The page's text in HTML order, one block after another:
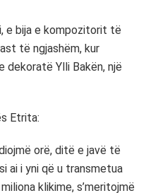
e bija e kompozitorit të
të ngjashëm, kur
dekoratë Ylli Bakën, një
Etrita:
orë, ditë e javë të
ai i yni që u transmetua
klikime, s’meritojmë